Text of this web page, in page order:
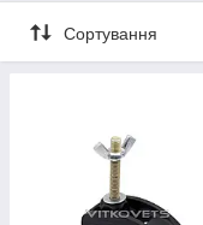
Сортування